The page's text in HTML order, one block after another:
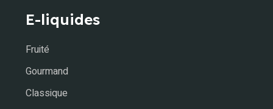
E-liquides
Fruité
Gourmand
Classique